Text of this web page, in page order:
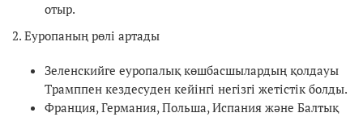
отыр.
2. Еуропаның рөлі артады
Зеленскийге еуропалық көшбасшылардың қолдауы
Трамппен кездесуден кейінгі негізгі жетістік болды.
Франция, Германия, Польша, Испания және Балтық